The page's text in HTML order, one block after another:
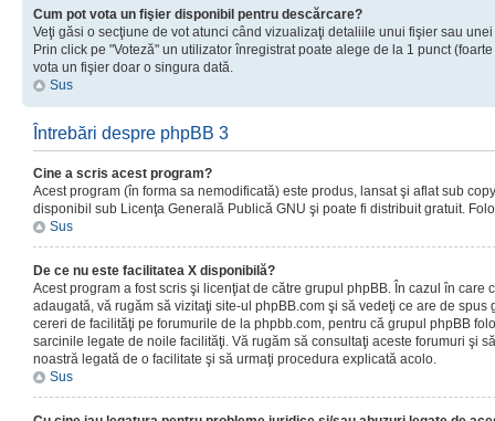
Cum pot vota un fişier disponibil pentru descărcare?
Veţi găsi o secţiune de vot atunci când vizualizaţi detaliile unui fişier sau
Prin click pe "Voteză" un utilizator înregistrat poate alege de la 1 punct
vota un fişier doar o singura dată.
Sus
Întrebări despre phpBB 3
Cine a scris acest program?
Acest program (în forma sa nemodificată) este produs, lansat şi aflat sub
disponibil sub Licenţa Generală Publică GNU şi poate fi distribuit gratuit.
Sus
De ce nu este facilitatea X disponibilă?
Acest program a fost scris şi licenţiat de către grupul phpBB. În cazul în care
adaugată, vă rugăm să vizitaţi site-ul phpBB.com şi să vedeţi ce are de
cereri de facilităţi pe forumurile de la phpbb.com, pentru că grupul phpBB
sarcinile legate de noile facilităţi. Vă rugăm să consultaţi aceste forumuri şi
noastră legată de o facilitate şi să urmaţi procedura explicată acolo.
Sus